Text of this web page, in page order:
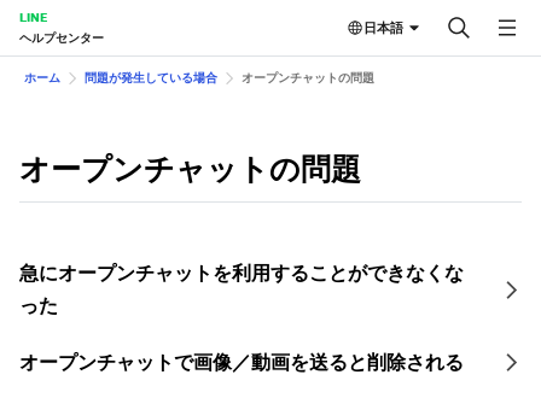
LINE
ヘルプセンター
日本語
ホーム 問題が発生している場合 オープンチャットの問題
オープンチャットの問題
急にオープンチャットを利用することができなくな
った
オープンチャットで画像／動画を送ると削除される